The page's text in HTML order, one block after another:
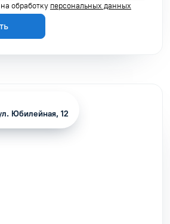
обработку персональных данных
Юбилейная, 12